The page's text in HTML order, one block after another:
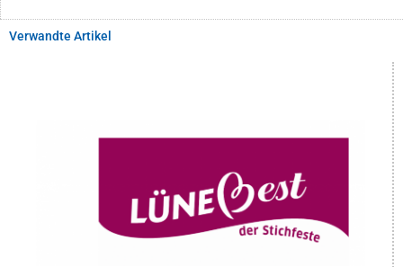
Verwandte Artikel